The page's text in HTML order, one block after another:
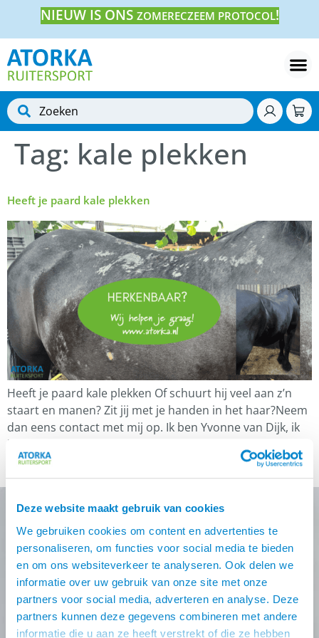
Deze website maakt gebruik van cookies
We gebruiken cookies om content en advertenties te
personaliseren, om functies voor social media te bieden
en om ons websiteverkeer te analyseren. Ook delen we
informatie over uw gebruik van onze site met onze
partners voor social media, adverteren en analyse. Deze
partners kunnen deze gegevens combineren met andere
informatie die u aan ze heeft verstrekt of die ze hebben
NIEUW IS ONS ZOMERECZEEM PROTOCOL!
Tag: kale plekken
Heeft je paard kale plekken
Heeft je paard kale plekken Of schuurt hij veel aan z’n
staart en manen? Zit jij met je handen in het haar?Neem
dan eens contact met mij op. Ik ben Yvonne van Dijk, ik
heb ruim 26 jaar ervaring met zomereczeem. Braella en
Fákur waren mijn leermeesters, beide IJslandse paarden.
Wat hebben zij mij veel […]
Nooit meer de beste Atorka
deals missen?
Schrijf je in voor één (of meer) van onze nieuwsbrieven!
Zodra je inschrijving bevestigt is krijg je 10% korting